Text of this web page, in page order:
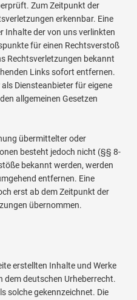
Zum Zeitpunkt der
erkennbar. Eine
Inhalte der von uns verlinkten
für einen Rechtsverstoß
Rechtsverletzungen bekannt
Links sofort entfernen.
Diensteanbieter für eigene
allgemeinen Gesetzen
übermittelter oder
besteht jedoch nicht (§§ 8-
bekannt werden, werden
entfernen. Eine
erst ab dem Zeitpunkt der
übernommen.
erstellten Inhalte und Werke
dem deutschen Urheberrecht.
solche gekennzeichnet. Die